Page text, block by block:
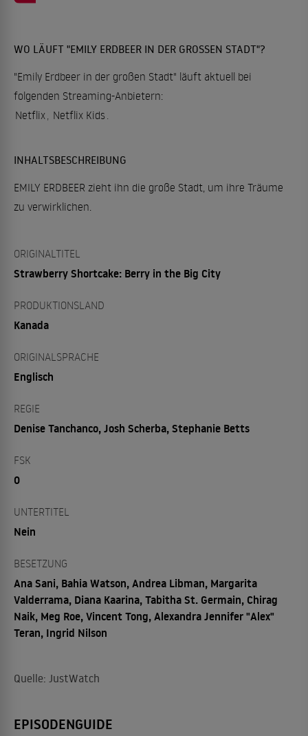
WO LÄUFT "EMILY ERDBEER IN DER GROSSEN STADT"?
"Emily Erdbeer in der großen Stadt" läuft aktuell bei
folgenden Streaming-Anbietern:
Netflix Netflix Kids
INHALTSBESCHREIBUNG
EMILY ERDBEER zieht ihn die große Stadt, um ihre Träume
zu verwirklichen.
ORIGINALTITEL
Strawberry Shortcake: Berry in the Big City
PRODUKTIONSLAND
Kanada
ORIGINALSPRACHE
Englisch
REGIE
Denise Tanchanco, Josh Scherba, Stephanie Betts
FSK
0
UNTERTITEL
Nein
BESETZUNG
Ana Sani, Bahia Watson, Andrea Libman, Margarita
Valderrama, Diana Kaarina, Tabitha St. Germain, Chirag
Naik, Meg Roe, Vincent Tong, Alexandra Jennifer "Alex"
Teran, Ingrid Nilson
Quelle: JustWatch
EPISODENGUIDE